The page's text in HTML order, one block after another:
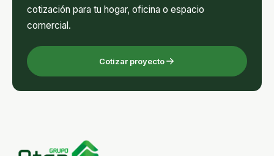
cotización para tu hogar, oficina o espacio
comercial.
Cotizar proyecto